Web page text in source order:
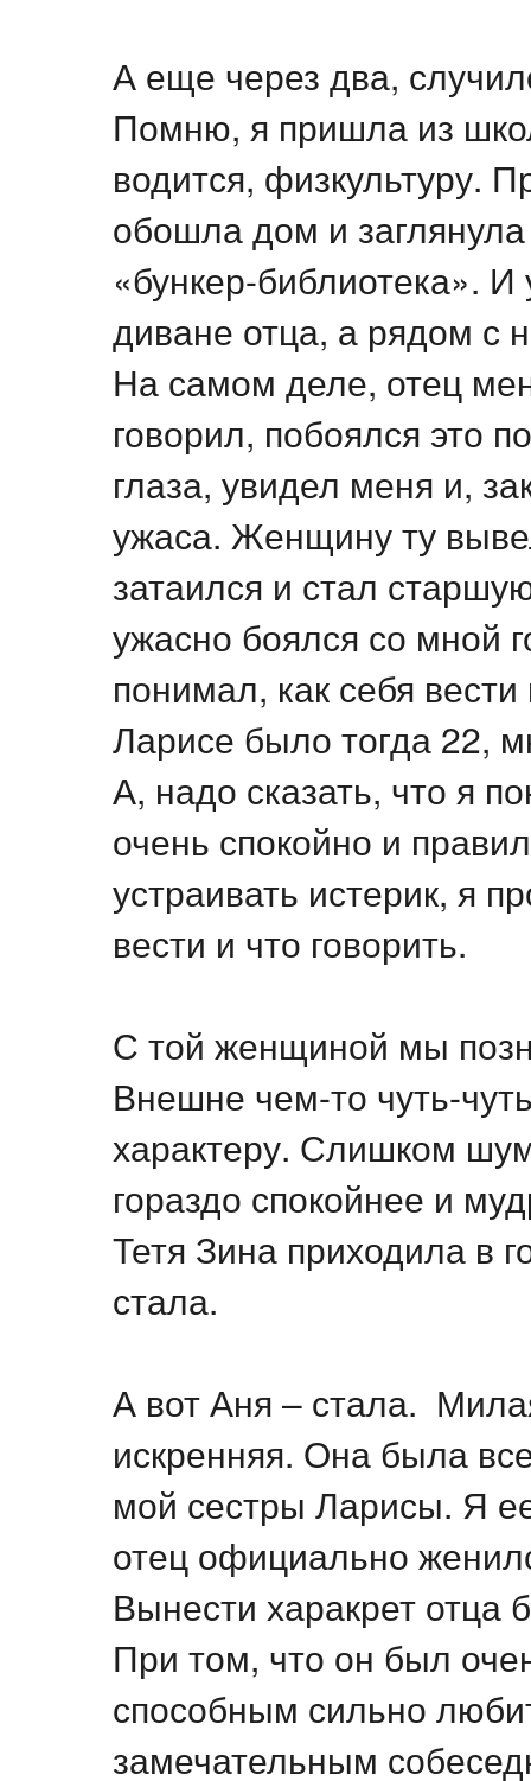
А еще через два,
Помню, я пришла из
водится, физкультуру.
обошла дом и
«бункер-библиотека».
диване отца, а рядом
На самом деле, отец
говорил, побоялся это
глаза, увидел меня и,
ужаса. Женщину ту
затаился и стал
ужасно боялся со мной
понимал, как себя
Ларисе было тогда 22,
А, надо сказать, что я
очень спокойно и
устраивать истерик, я
вести и что говорить.
С той женщиной мы
Внешне чем-то чуть-
характеру. Слишком
гораздо спокойнее и
Тетя Зина приходила в
стала.
А вот Аня – стала.
искренняя. Она была
мой сестры Ларисы. Я
отец официально
Вынести харакрет отца
При том, что он был
способным сильно
замечательным